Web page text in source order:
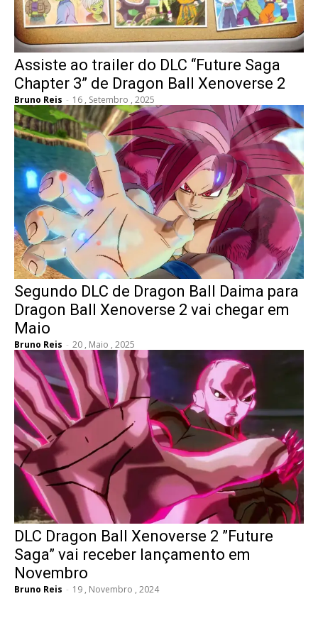
Assiste ao trailer do DLC “Future Saga
Chapter 3” de Dragon Ball Xenoverse 2
Bruno Reis - 16 , Setembro , 2025
Segundo DLC de Dragon Ball Daima para
Dragon Ball Xenoverse 2 vai chegar em
Maio
Bruno Reis - 20 , Maio , 2025
DLC Dragon Ball Xenoverse 2 ”Future
Saga” vai receber lançamento em
Novembro
Bruno Reis - 19 , Novembro , 2024